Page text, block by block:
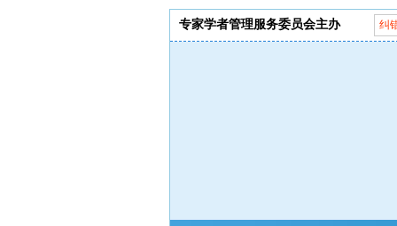
专家学者管理服务委员会主办 纠